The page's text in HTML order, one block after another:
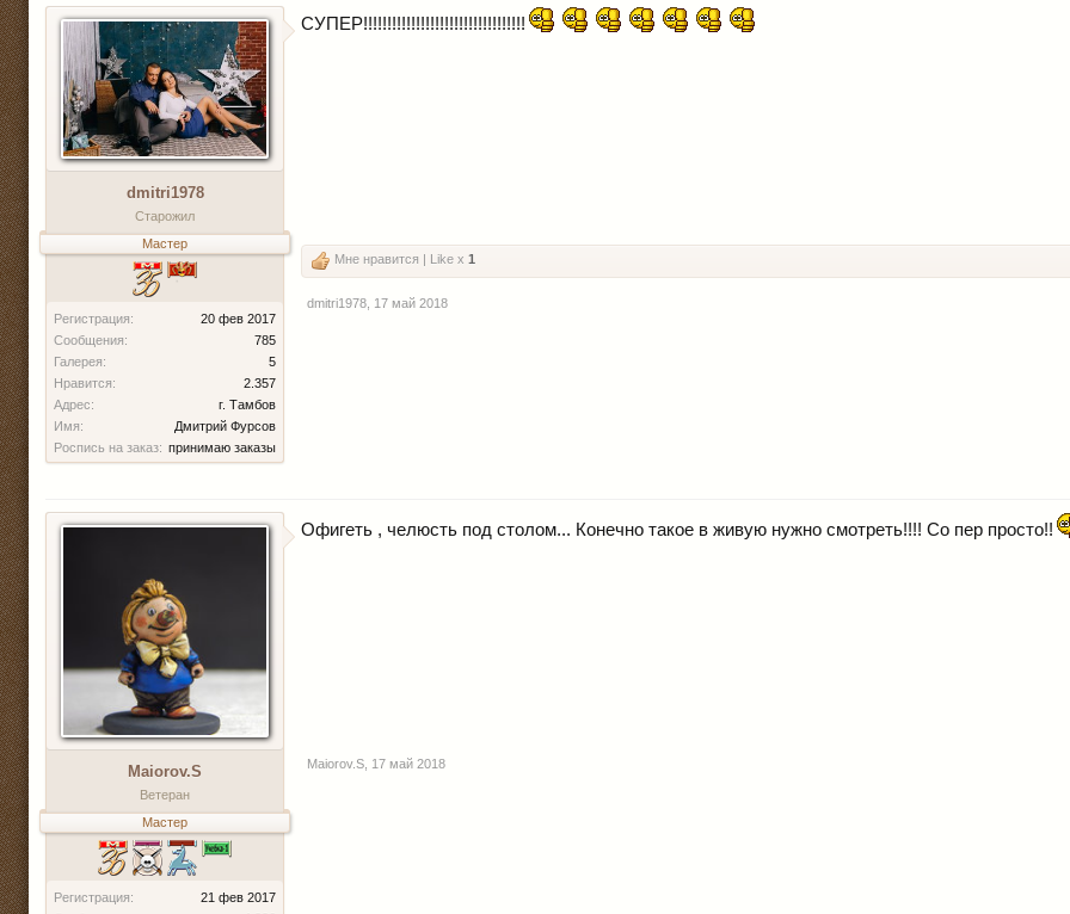
dmitri1978
Старожил
Мастер
Регистрация:
20 фев 2017
Сообщения:
785
Галерея:
5
Нравится:
2.357
Адрес:
г. Тамбов
Имя:
Дмитрий Фурсов
Роспись на заказ: принимаю заказы
СУПЕР!!!!!!!!!!!!!!!!!!!!!!!!!!!!!!!!!!
Мне нравится | Like x 1
dmitri1978 17 май 2018
Maiorov.S
Ветеран
Мастер
Регистрация:
21 фев 2017
Офигеть , челюсть под столом... Конечно такое в живую нужно смотреть!!!! Со пер просто!!
Maiorov.S 17 май 2018